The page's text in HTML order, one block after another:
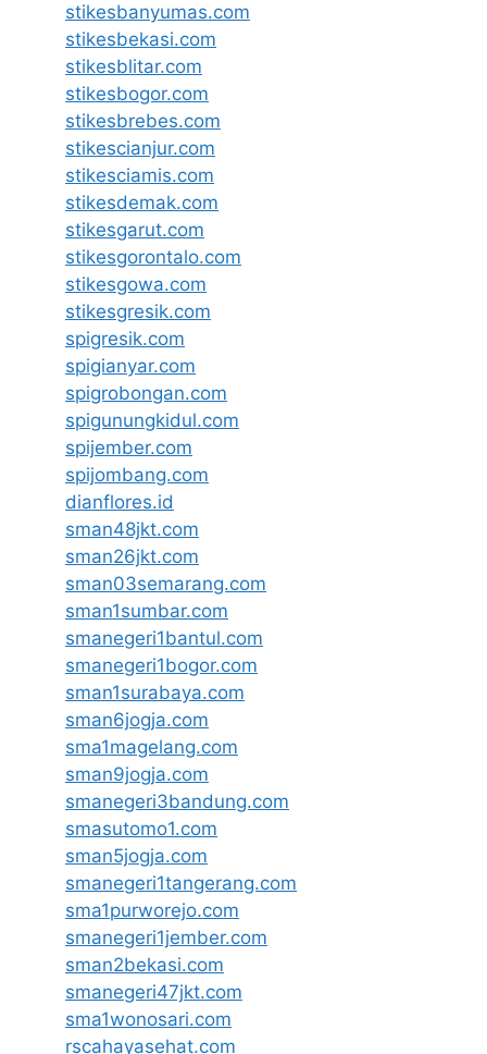
stikesbanyumas.com
stikesbekasi.com
stikesblitar.com
stikesbogor.com
stikesbrebes.com
stikescianjur.com
stikesciamis.com
stikesdemak.com
stikesgarut.com
stikesgorontalo.com
stikesgowa.com
stikesgresik.com
spigresik.com
spigianyar.com
spigrobongan.com
spigunungkidul.com
spijember.com
spijombang.com
dianflores.id
sman48jkt.com
sman26jkt.com
sman03semarang.com
sman1sumbar.com
smanegeri1bantul.com
smanegeri1bogor.com
sman1surabaya.com
sman6jogja.com
sma1magelang.com
sman9jogja.com
smanegeri3bandung.com
smasutomo1.com
sman5jogja.com
smanegeri1tangerang.com
sma1purworejo.com
smanegeri1jember.com
sman2bekasi.com
smanegeri47jkt.com
sma1wonosari.com
rscahayasehat.com